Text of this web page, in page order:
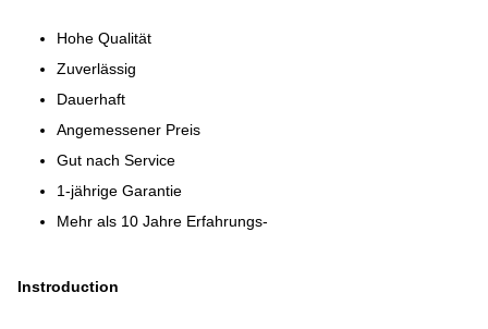
Hohe Qualität
Zuverlässig
Dauerhaft
Angemessener Preis
Gut nach Service
1-jährige Garantie
Mehr als 10 Jahre Erfahrungs-
Instroduction